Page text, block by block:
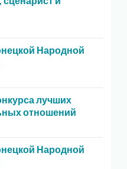
Народной
лучших
отношений
Народной